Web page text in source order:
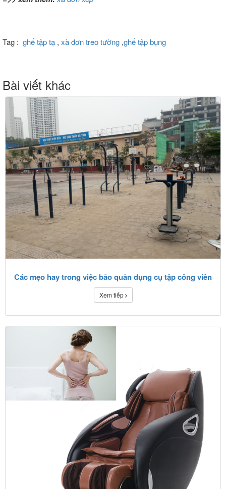
Tag : ghế tập tạ , xà đơn treo tường ,ghế tập bụng
Bài viết khác
Các mẹo hay trong việc bảo quản dụng cụ tập công viên
Xem tiếp